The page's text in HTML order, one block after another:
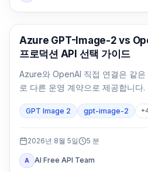
AI 이미지 생성
Azure GPT-Image-2 vs
프로덕션 API 선택 가이드
Azure와 OpenAI 직접 연결은 같
로 다른 운영 계약으로 제공합니다.
GPT Image 2 gpt-image-2 +
2026년 8월 5일 5 분
A AI Free API Team